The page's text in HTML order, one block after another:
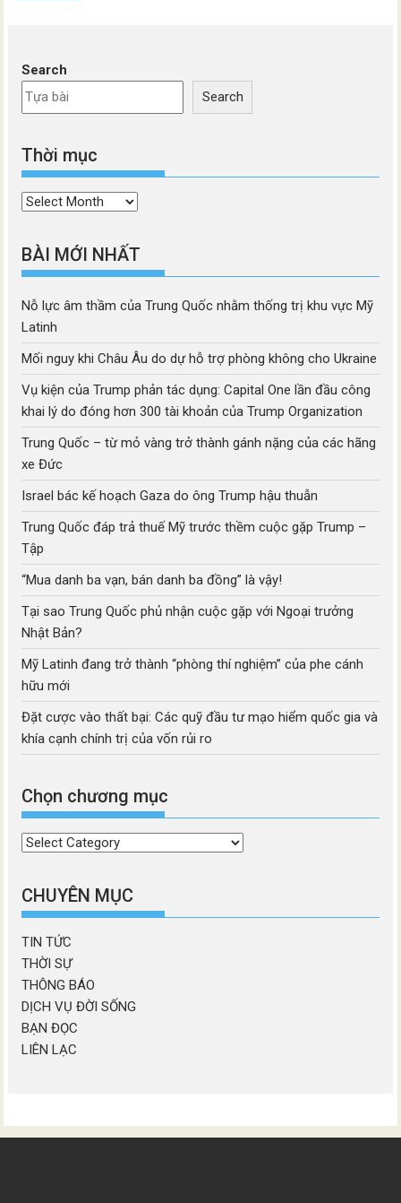
Search
Search
Thời mục
Thời
BÀI MỚI NHẤT
Nỗ lực âm thầm của Trung Quốc nhằm thống trị khu vực Mỹ
Latinh
Mối nguy khi Châu Âu do dự hỗ trợ phòng không cho Ukraine
Vụ kiện của Trump phản tác dụng: Capital One lần đầu công
khai lý do đóng hơn 300 tài khoản của Trump Organization
Trung Quốc – từ mỏ vàng trở thành gánh nặng của các hãng
xe Đức
Israel bác kế hoạch Gaza do ông Trump hậu thuẫn
Trung Quốc đáp trả thuế Mỹ trước thềm cuộc gặp Trump –
Tập
“Mua danh ba vạn, bán danh ba đồng” là vậy!
Tại sao Trung Quốc phủ nhận cuộc gặp với Ngoại trưởng
Nhật Bản?
Mỹ Latinh đang trở thành “phòng thí nghiệm” của phe cánh
hữu mới
Đặt cược vào thất bại: Các quỹ đầu tư mạo hiểm quốc gia và
khía cạnh chính trị của vốn rủi ro
Chọn chương mục
Chọn
mục
CHUYÊN MỤC
TIN TỨC
THỜI SỰ
THÔNG BÁO
DỊCH VỤ ĐỜI SỐNG
BẠN ĐỌC
LIÊN LẠC